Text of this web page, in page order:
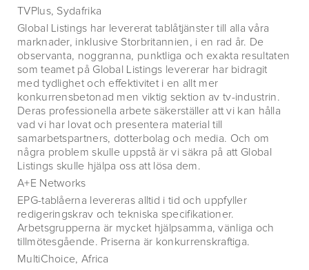
TVPlus, Sydafrika
Global Listings har levererat tablåtjänster till alla våra
marknader, inklusive Storbritannien, i en rad år. De
observanta, noggranna, punktliga och exakta resultaten
som teamet på Global Listings levererar har bidragit
med tydlighet och effektivitet i en allt mer
konkurrensbetonad men viktig sektion av tv-industrin.
Deras professionella arbete säkerställer att vi kan hålla
vad vi har lovat och presentera material till
samarbetspartners, dotterbolag och media. Och om
några problem skulle uppstå är vi säkra på att Global
Listings skulle hjälpa oss att lösa dem.
A+E Networks
EPG-tablåerna levereras alltid i tid och uppfyller
redigeringskrav och tekniska specifikationer.
Arbetsgrupperna är mycket hjälpsamma, vänliga och
tillmötesgående. Priserna är konkurrenskraftiga.
MultiChoice, Africa